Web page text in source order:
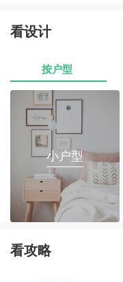
朱小姐
07-17 伊小姐
董先生
葛小姐
07-17 魏先生
看设计
按户型
小户型
看攻略